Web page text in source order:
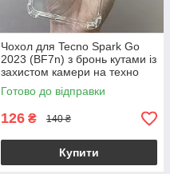
Чохол для Tecno Spark Go
2023 (BF7n) з бронь кутами із
захистом камери на техно
спарк го 2023 прозорий ttp
Готово до відправки
126 ₴ 140 ₴
Купити